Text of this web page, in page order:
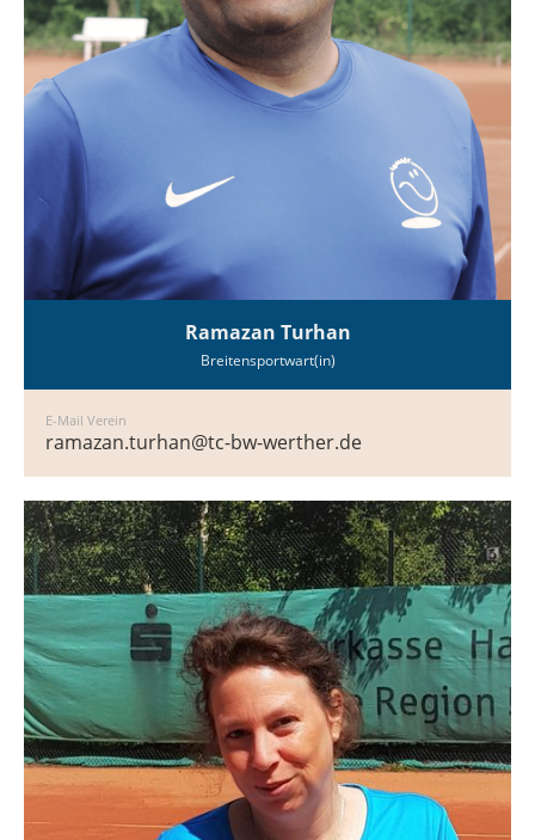
Ramazan Turhan
Breitensportwart(in)
E-Mail Verein
ramazan.turhan@tc-bw-werther.de